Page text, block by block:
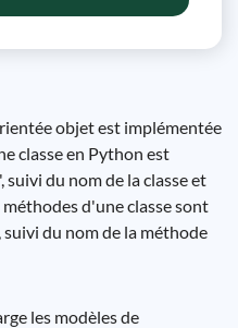
objet est implémentée
classe en Python est
du nom de la classe et
d'une classe sont
du nom de la méthode
les modèles de